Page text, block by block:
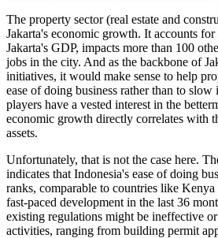
The property sector (real estate and
Jakarta's economic growth. It accounts
Jakarta's GDP, impacts more than 100
jobs in the city. And as the backbone of
initiatives, it would make sense to help
ease of doing business rather than to
players have a vested interest in the
economic growth directly correlates with
assets.
Unfortunately, that is not the case here.
indicates that Indonesia's ease of doing
ranks, comparable to countries like Kenya
fast-paced development in the last 36
existing regulations might be ineffective
activities, ranging from building permit